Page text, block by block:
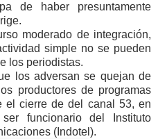
de haber presuntamente
moderado de integración,
simple no se pueden
los periodistas.
los adversan se quejan de
productores de programas
el cierre de del canal 53, en
funcionario del Instituto
(Indotel).